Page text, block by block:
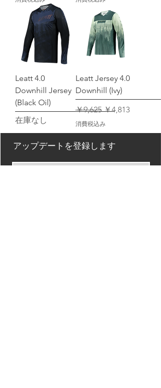
Leatt 4.0
Downhill Jersey
(Black Oil)
在庫なし
Leatt Jersey 4.0
Downhill (Ivy)
通常価格
￥9,625セール価格
￥4,813
消費税込み
アップデートを登録します